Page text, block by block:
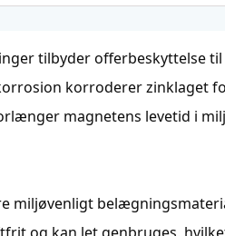
tilbyder offerbeskyttelse
korroderer zinklaget
magnetens levetid i
miljøvenligt
og kan let genbruges,